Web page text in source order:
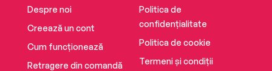
Despre noi
Creează un cont
Cum funcționează
Retragere din comandă
Politica de
confidențialitate
Politica de cookie
Termeni și condiții